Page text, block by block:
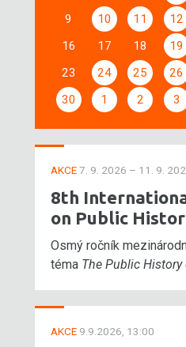
9
10 11 12
16
17 18 19
23
24 25 26
30
1 2 3
AKCE7. 9. 2026 – 11. 9.
8th
on Public
Osmý ročník
téma The Public
AKCE 9.9.2026, 13:00